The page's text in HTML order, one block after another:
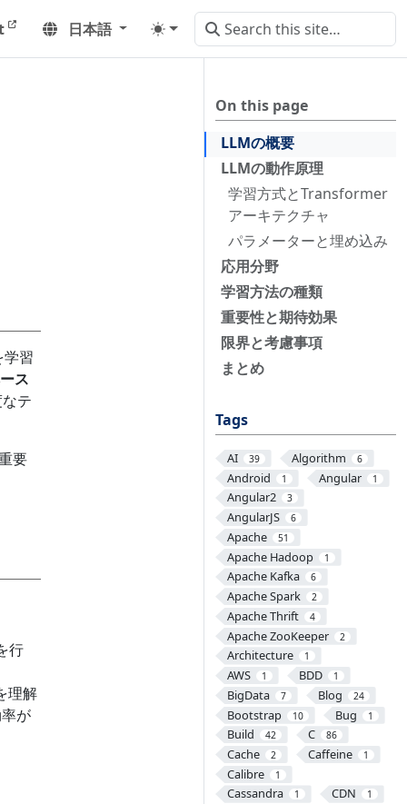
日本語
On this page
LLMの概要
LLMの動作原理
学習方式とTransformer
アーキテクチャ
パラメーターと埋め込み
応用分野
学習方法の種類
重要性と期待効果
限界と考慮事項
まとめ
Tags
AI 39 Algorithm 6
Android 1 Angular 1
Angular2 3
AngularJS 6
Apache 51
Apache Hadoop 1
Apache Kafka 6
Apache Spark 2
Apache Thrift 4
Apache ZooKeeper 2
Architecture 1
AWS 1 BDD 1
BigData 7 Blog 24
Bootstrap 10 Bug 1
Build 42 C 86
Cache 2 Caffeine 1
Calibre 1
Cassandra 1 CDN 1
習
ス
テ
要
行
理解
が